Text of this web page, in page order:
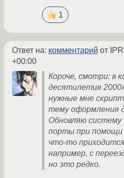
1
Ответ на: комментарий от IPR
+00:00
Короче, смотри: в
десятилетия
нужные мне
тему оформления
Обновляю систему
порты при помощи
что-то
например, с
но это редко.